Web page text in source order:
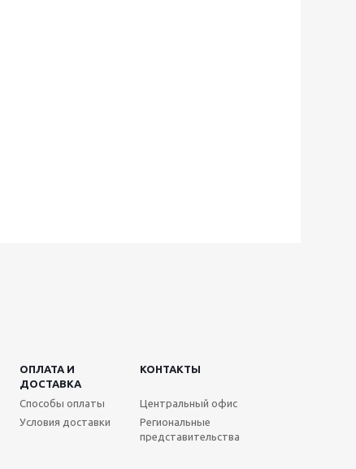
ОПЛАТА И
ДОСТАВКА
КОНТАКТЫ
Способы оплаты
Условия доставки
Центральный офис
Региональные
представительства